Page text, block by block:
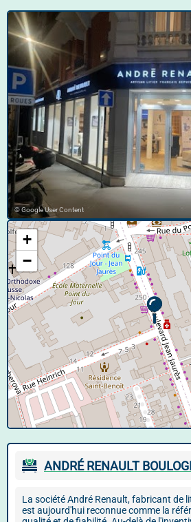
© Google User Content
+
−
ANDRÉ RENAULT
La société André Renault, fabricant de
est aujourd'hui reconnue comme la